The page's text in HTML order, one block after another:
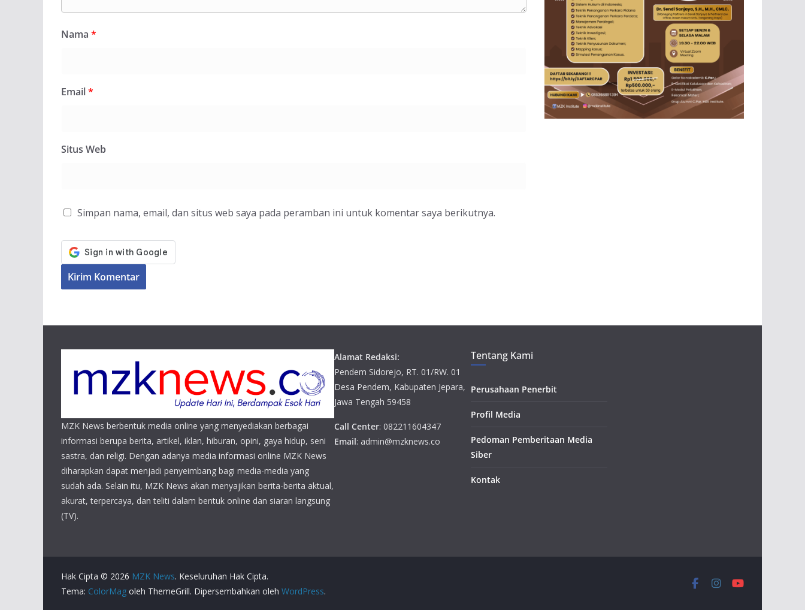
Nama *
Email*
Situs Web
Simpan nama, email, dan situs web saya pada peramban ini untuk komentar saya berikutnya.
MZK News berbentuk media online yang menyediakan berbagai
informasi berupa berita, artikel, iklan, hiburan, opini, gaya hidup, seni
sastra, dan religi. Dengan adanya media informasi online MZK News
diharapkan dapat menjadi penyeimbang bagi media-media yang
sudah ada. Selain itu, MZK News akan menyajikan berita-berita aktual,
akurat, terpercaya, dan teliti dalam bentuk online dan siaran langsung
(TV).
Alamat Redaksi:
Pendem Sidorejo, RT. 01/RW. 01
Desa Pendem, Kabupaten Jepara,
Jawa Tengah 59458
Call Center: 082211604347
Email: admin@mzknews.co
Tentang Kami
Perusahaan Penerbit
Profil Media
Pedoman Pemberitaan Media
Siber
Kontak
Hak Cipta © 2026 MZK News. Keseluruhan Hak Cipta.
Tema: ColorMag oleh ThemeGrill. Dipersembahkan oleh WordPress.